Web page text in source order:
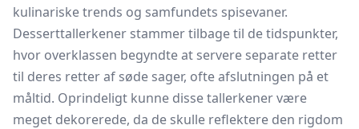
kulinariske trends og samfundets spisevaner.
Desserttallerkener stammer tilbage til de tidspunkter,
hvor overklassen begyndte at servere separate retter
til deres retter af søde sager, ofte afslutningen på et
måltid. Oprindeligt kunne disse tallerkener være
meget dekorerede, da de skulle reflektere den rigdom